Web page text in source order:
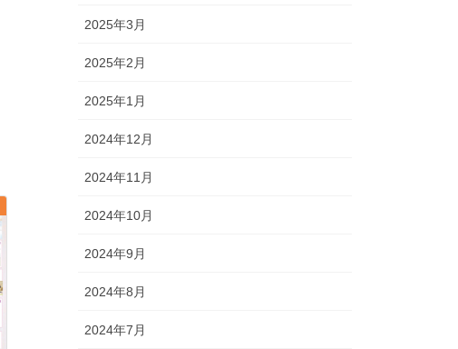
2025年3月
2025年2月
2025年1月
2024年12月
2024年11月
2024年10月
2024年9月
2024年8月
2024年7月